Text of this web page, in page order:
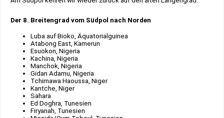
Der 8. Breitengrad vom Südpol nach Norden
Luba auf Bioko, Äquatorialguinea
Atabong East, Kamerun
Esuokon, Nigeria
Kachina, Nigeria
Manchok, Nigeria
Gidan Adamu, Nigeria
Tchirnawa Haoussa, Niger
Kantche, Niger
Sahara
Ed Doghra, Tunesien
Firyanah, Tunesien